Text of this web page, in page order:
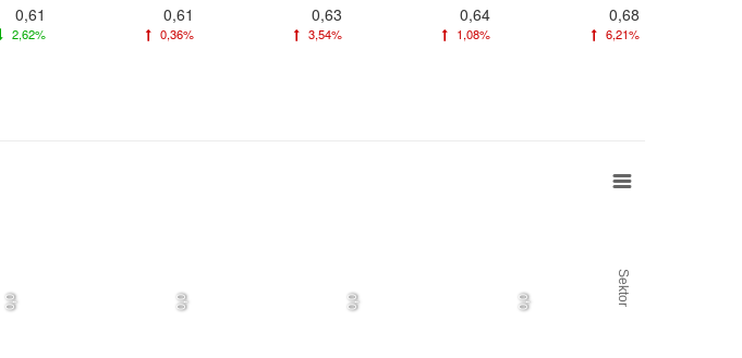
0,61
2,62%
0,61
0,36%
0,63
3,54%
0,64
1,08%
0,68
6,21%
Sektor
0,0 0,0 0,0 0,0